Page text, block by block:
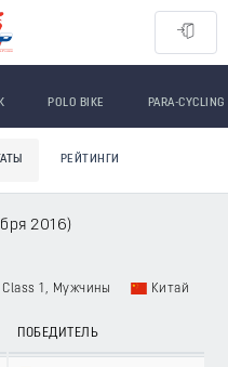
POLO BIKE PARA-CYCLING
РЕЙТИНГИ
2016)
1 , Мужчины Китай
ПОБЕДИТЕЛЬ